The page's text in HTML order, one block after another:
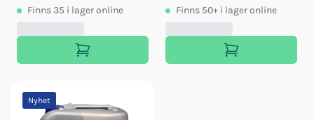
Finns 35 i lager online Finns 50+ i lager online
Nyhet